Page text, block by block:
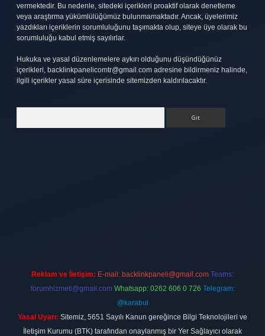
vermektedir. Bu nedenle, sitedeki içerikleri proaktif olarak denetleme
veya araştırma yükümlülüğümüz bulunmamaktadır. Ancak, üyelerimiz
yazdıkları içeriklerin sorumluluğunu taşımakta olup, siteye üye olarak bu
sorumluluğu kabul etmiş sayılırlar.
Hukuka ve yasal düzenlemelere aykırı olduğunu düşündüğünüz
içerikleri, backlinkpanelicomtr@gmail.com adresine bildirmeniz halinde,
ilgili içerikler yasal süre içerisinde sitemizden kaldırılacaktır.
Reklam ve İletişim: E-mail: backlinkpaneli@gmail.com Teams:
forumhizmeti@gmail.com Whatsapp: 0262 606 0 726 Telegram:
@karabul
Yasal Uyarı: Sitemiz, 5651 Sayılı Kanun gereğince Bilgi Teknolojileri ve
İletişim Kurumu (BTK) tarafından onaylanmış bir Yer Sağlayıcı olarak